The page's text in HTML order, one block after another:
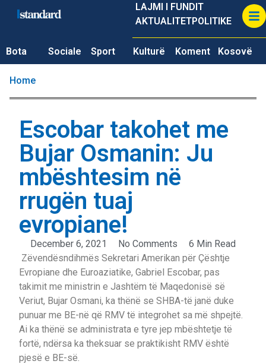
LAJMI I FUNDIT
AKTUALITETPOLITIKE
Bota Sociale Sport Kulturë Koment Kosovë
Home
Escobar takohet me
Bujar Osmanin: Ju
mbështesim në
rrugën tuaj
evropiane!
December 6, 2021 No Comments
6 Min Read
Zëvendësndihmës Sekretari Amerikan për Çështje
Evropiane dhe Euroaziatike, Gabriel Escobar, pas
takimit me ministrin e Jashtëm të Maqedonisë së
Veriut, Bujar Osmani, ka thënë se SHBA-të janë duke
punuar me BE-në që RMV të integrohet sa më shpejtë.
Ai ka thënë se administrata e tyre jep mbështetje të
fortë, ndërsa ka theksuar se praktikisht RMV është
pjesë e BE-së.